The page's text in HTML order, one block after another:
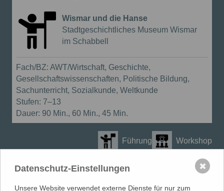
Führung
Wismar und die Hanse
{{Anbieter:}}
Stadtgeschichtliches Museum Wismar
im Schabbell
Fach/BZ: AWT/Wirtschaft, Geschichte,
Gesellschaftswissenschaften, Politische Bildung,
Sachunterricht, Sozialkunde, Weltkunde
Stufen: 7–13
Dauer: 90 Min., 60 Min., 45 Min.
Führung Workshop
Führung mit Workshop
Datenschutz-Einstellungen
Unsere Website verwendet externe Dienste für nur zum
✖